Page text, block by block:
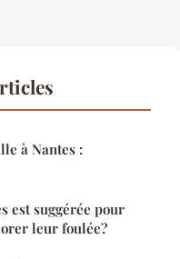
à Nantes :
est suggérée pour
leur foulée?